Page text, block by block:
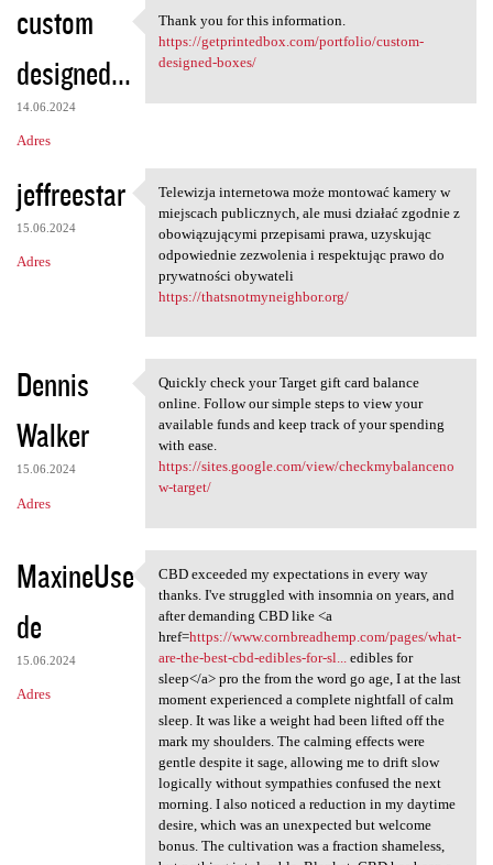
custom
designed...
14.06.2024
Adres
Thank you for this
Thank you for this information.
https://getprintedbox.com/portfolio/custom-
designed-boxes/
jeffreestar
15.06.2024
Adres
Telewizja internetowa może
Telewizja internetowa może montować kamery w
miejscach publicznych, ale musi działać zgodnie z
obowiązującymi przepisami prawa, uzyskując
odpowiednie zezwolenia i respektując prawo do
prywatności obywateli
https://thatsnotmyneighbor.org/
Dennis
Walker
15.06.2024
Adres
Quickly check your Target
Quickly check your Target gift card balance
online. Follow our simple steps to view your
available funds and keep track of your spending
with ease.
https://sites.google.com/view/checkmybalanceno
w-target/
MaxineUse
de
15.06.2024
Adres
CBD exceeded my expectations
CBD exceeded my expectations in every way
thanks. I've struggled with insomnia on years, and
after demanding CBD like <a
href=https://www.cornbreadhemp.com/pages/what-
are-the-best-cbd-edibles-for-sl...edibles for
sleep</a> pro the from the word go age, I at the last
moment experienced a complete nightfall of calm
sleep. It was like a weight had been lifted off the
mark my shoulders. The calming effects were
gentle despite it sage, allowing me to drift slow
logically without sympathies confused the next
morning. I also noticed a reduction in my daytime
desire, which was an unexpected but welcome
bonus. The cultivation was a fraction shameless,